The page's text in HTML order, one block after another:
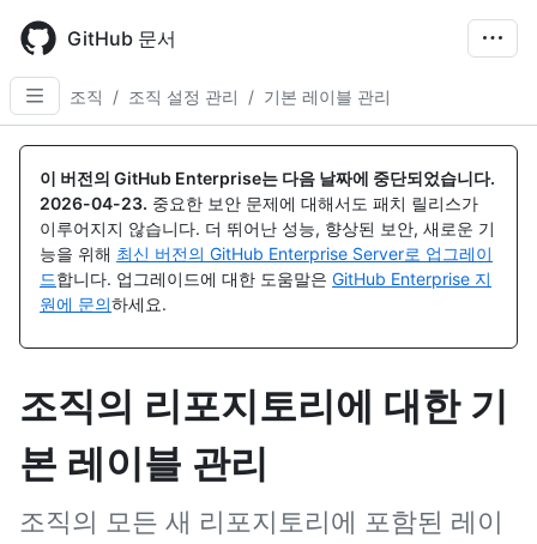
main
content
GitHub 문서
조직 / 조직 설정 관리 / 기본 레이블 관리
이 버전의 GitHub Enterprise는 다음 날짜에 중단되었습니다.
2026-04-23. 중요한 보안 문제에 대해서도 패치 릴리스가
이루어지지 않습니다. 더 뛰어난 성능, 향상된 보안, 새로운 기
능을 위해 최신 버전의 GitHub Enterprise Server로 업그레이
드합니다. 업그레이드에 대한 도움말은 GitHub Enterprise 지
원에 문의하세요.
조직의 리포지토리에 대한 기
본 레이블 관리
조직의 모든 새 리포지토리에 포함된 레이